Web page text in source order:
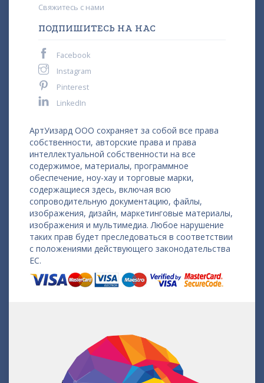
Свяжитесь с нами
ПОДПИШИТЕСЬ НА НАС
Facebook
Instagram
Pinterest
LinkedIn
АртУизард ООО сохраняет за собой все права
собственности, авторские права и права
интеллектуальной собственности на все
содержимое, материалы, программное
обеспечение, ноу-хау и торговые марки,
содержащиеся здесь, включая всю
сопроводительную документацию, файлы,
изображения, дизайн, маркетинговые материалы,
изображения и мультимедиа. Любое нарушение
таких прав будет преследоваться в соответствии
с положениями действующего законодательства
ЕС.